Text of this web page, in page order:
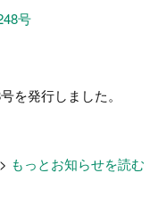
号
発行しました。
もっとお知らせを読む